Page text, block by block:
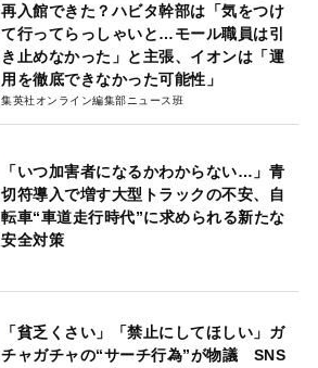
再入館できた？ハビタ幹部は「気をつけ
て行ってらっしゃいと…モール職員は引
き止めなかった」と主張、イオンは「運
用を徹底できなかった可能性」
集英社オンライン編集部ニュース班
「いつ加害者になるかわからない…」青
切符導入で増す大型トラックの不安、自
転車“車道走行時代”に求められる新たな
安全対策
「貧乏くさい」「禁止にしてほしい」ガ
チャガチャの“サーチ行為”が物議 SNS